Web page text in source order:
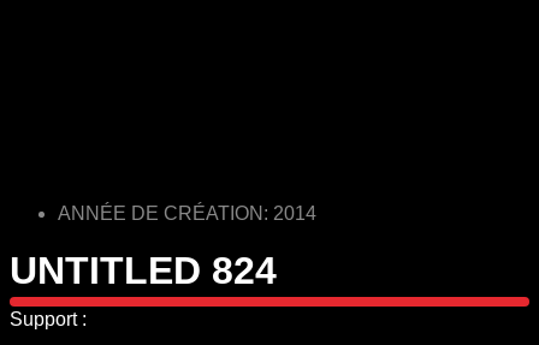
ANNÉE DE CRÉATION: 2014
UNTITLED 824
Support :